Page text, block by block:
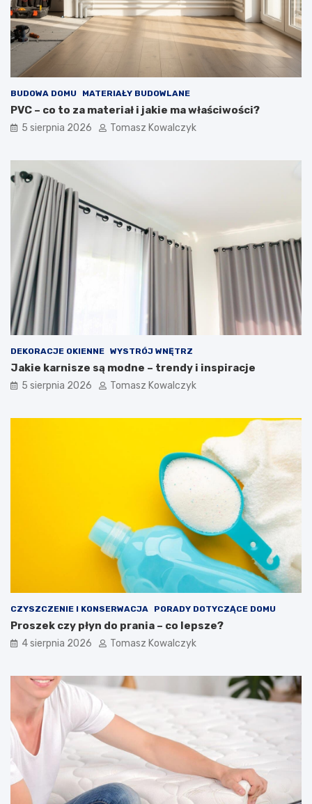
BUDOWA DOMU MATERIAŁY BUDOWLANE
PVC – co to za materiał i jakie ma właściwości?
5 sierpnia 2026 Tomasz Kowalczyk
DEKORACJE OKIENNE WYSTRÓJ WNĘTRZ
Jakie karnisze są modne – trendy i inspiracje
5 sierpnia 2026 Tomasz Kowalczyk
CZYSZCZENIE I KONSERWACJA PORADY DOTYCZĄCE DOMU
Proszek czy płyn do prania – co lepsze?
4 sierpnia 2026 Tomasz Kowalczyk